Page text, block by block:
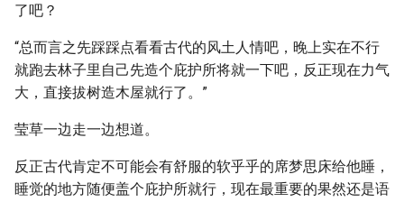
了吧？
“总而言之先踩踩点看看古代的风土人情吧，晚上实在不行
就跑去林子里自己先造个庇护所将就一下吧，反正现在力气
大，直接拔树造木屋就行了。”
莹草一边走一边想道。
反正古代肯定不可能会有舒服的软乎乎的席梦思床给他睡，
睡觉的地方随便盖个庇护所就行，现在最重要的果然还是语